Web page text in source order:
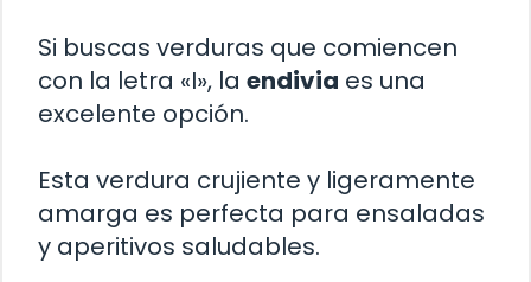
Si buscas verduras que comiencen
con la letra «I», la endivia es una
excelente opción.
Esta verdura crujiente y ligeramente
amarga es perfecta para ensaladas
y aperitivos saludables.